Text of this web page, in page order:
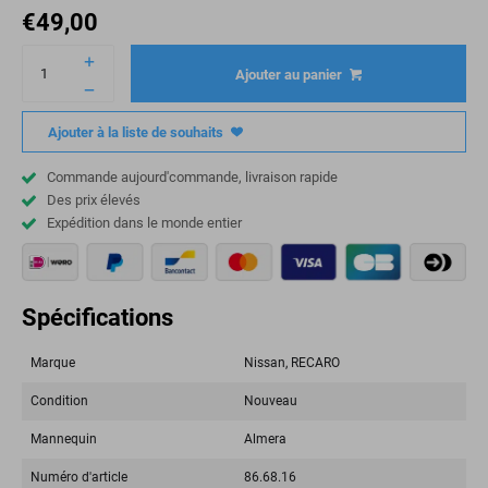
€49,00
Ajouter au panier
Ajouter à la liste de souhaits
Commande aujourd'commande, livraison rapide
Des prix élevés
Expédition dans le monde entier
Spécifications
Marque Nissan, RECARO
Condition Nouveau
Mannequin Almera
Numéro d'article 86.68.16